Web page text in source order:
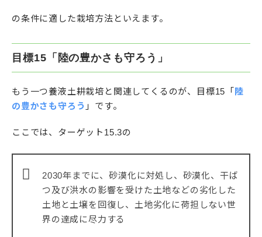
の条件に適した栽培方法といえます。
目標15「陸の豊かさも守ろう」
もう一つ養液土耕栽培と関連してくるのが、目標15「 陸
の豊かさも守ろう 」です。
ここでは、ターゲット15.3の
2030年までに、砂漠化に対処し、砂漠化、干ば
つ及び洪水の影響を受けた土地などの劣化した
土地と土壌を回復し、土地劣化に荷担しない世
界の達成に尽力する